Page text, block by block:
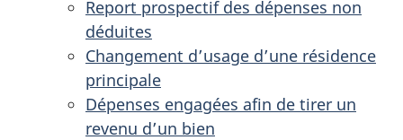
Report prospectif des dépenses non
déduites
Changement d’usage d’une résidence
principale
Dépenses engagées afin de tirer un
revenu d’un bien